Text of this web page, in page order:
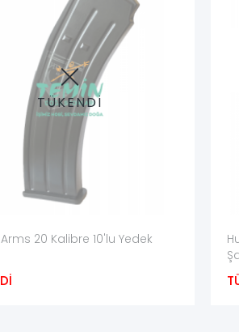
Sökülebilir tabanlı modeller yalnız
sırasında besleme dudaklarının
gösteren fotoğraflar
yanlış şarjör seçimini önler.
kabul edilmemelidir.
TÜKENDİ
20 Kalibre 10'lu Yedek